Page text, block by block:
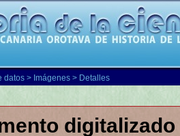
datos > Imágenes > Detalles